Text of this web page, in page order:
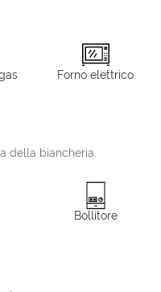
Forno elettrico
della biancheria.
Bollitore